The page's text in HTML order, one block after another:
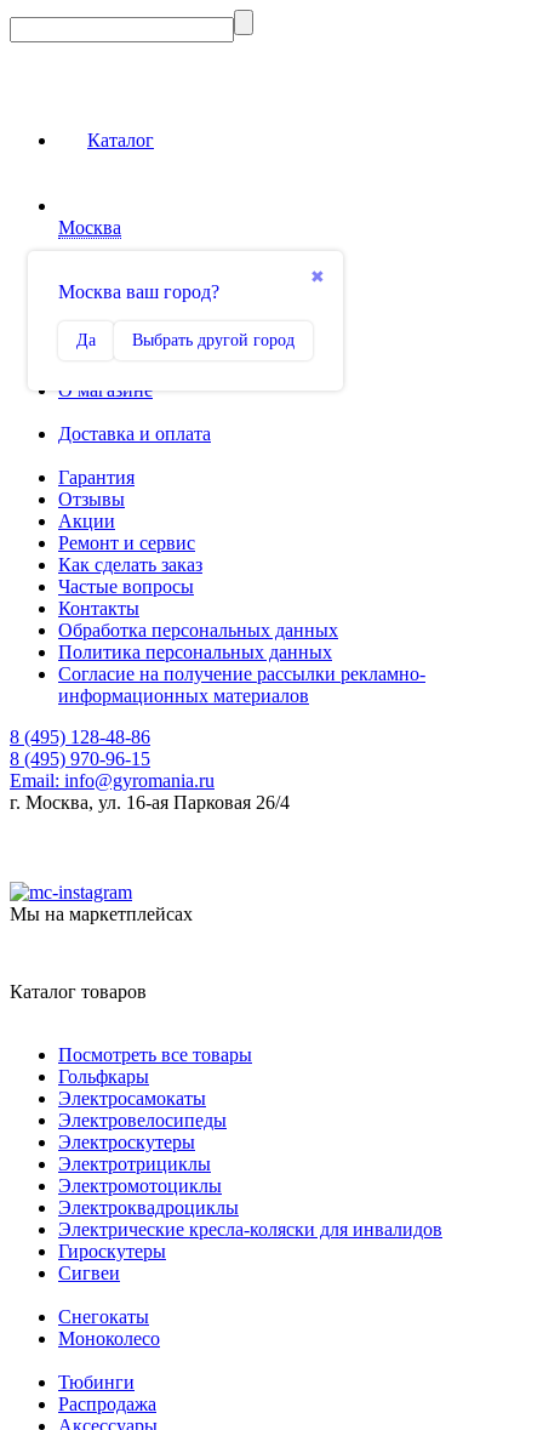
Каталог
Москва
✖
Москва ваш город?
Да Выбрать другой город
0
Избранное
О магазине
Доставка и оплата
Гарантия
Отзывы
Акции
Ремонт и сервис
Как сделать заказ
Частые вопросы
Контакты
Обработка персональных данных
Политика персональных данных
Согласие на получение рассылки рекламно-
информационных материалов
8 (495) 128-48-86
8 (495) 970-96-15
Email: info@gyromania.ru
г. Москва, ул. 16-ая Парковая 26/4
Мы на маркетплейсах
Каталог товаров
Посмотреть все товары
Гольфкары
Электросамокаты
Электровелосипеды
Электроскутеры
Электротрициклы
Электромотоциклы
Электроквадроциклы
Электрические кресла-коляски для инвалидов
Гироскутеры
Сигвеи
Снегокаты
Моноколесо
Тюбинги
Распродажа
Аксессуары